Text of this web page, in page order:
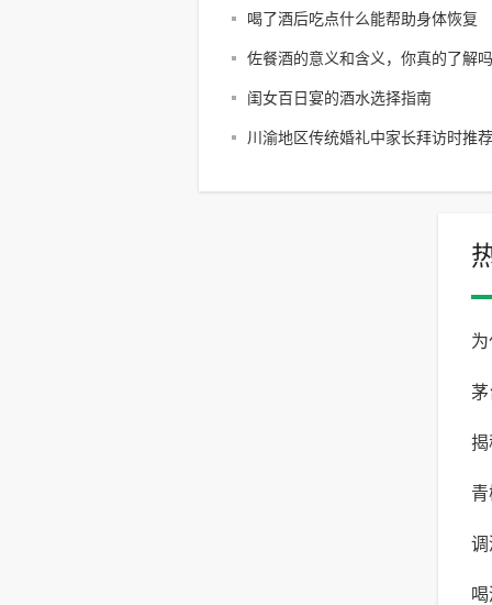
喝了酒后吃点什么能帮助身体恢复
佐餐酒的意义和含义，你真的了解
闺女百日宴的酒水选择指南
川渝地区传统婚礼中家长拜访时推
茅
有
揭
的
调
调